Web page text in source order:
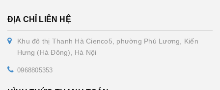
ĐỊA CHỈ LIÊN HỆ
Khu đô thị Thanh Hà Cienco5, phường Phú Lương, Kiến
Hưng (Hà Đông), Hà Nội
0968805353